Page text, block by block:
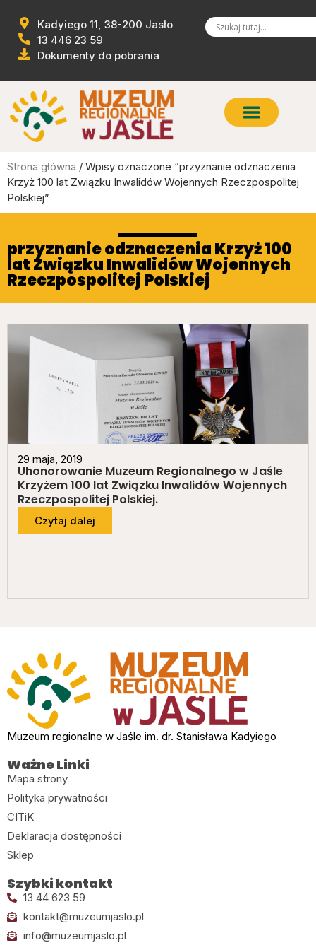
Kadyiego 11, 38-200 Jasło
13 446 23 59
Dokumenty do pobrania
Strona główna / Wpisy oznaczone “przyznanie odznaczenia
Krzyż 100 lat Związku Inwalidów Wojennych Rzeczpospolitej
Polskiej”
przyznanie odznaczenia Krzyż 100
lat Związku Inwalidów Wojennych
Rzeczpospolitej Polskiej
29 maja, 2019
Uhonorowanie Muzeum Regionalnego w Jaśle
Krzyżem 100 lat Związku Inwalidów Wojennych
Rzeczpospolitej Polskiej.
Czytaj dalej
Muzeum regionalne w Jaśle im. dr. Stanisława Kadyiego
Ważne Linki
Mapa strony
Polityka prywatności
CITiK
Deklaracja dostępności
Sklep
Szybki kontakt
13 44 623 59
kontakt@muzeumjaslo.pl
info@muzeumjaslo.pl